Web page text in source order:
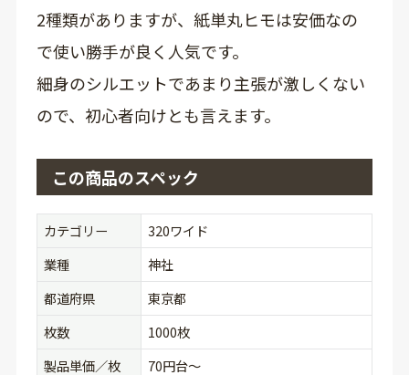
2種類がありますが、紙単丸ヒモは安価なの
で使い勝手が良く人気です。
細身のシルエットであまり主張が激しくない
ので、初心者向けとも言えます。
この商品のスペック
カテゴリー
320ワイド
業種
神社
都道府県
東京都
枚数
1000枚
製品単価／枚
70円台〜